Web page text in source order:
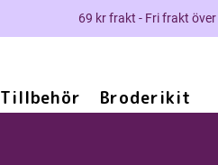
69 kr frakt - Fri frakt
Tillbehör Broderikit